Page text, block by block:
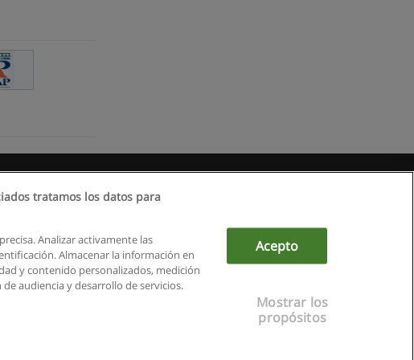
tratamos los datos para
Analizar activamente las
Almacenar la información en
y contenido personalizados, medición
audiencia y desarrollo de servicios.
Acepto
Mostrar los
propósitos